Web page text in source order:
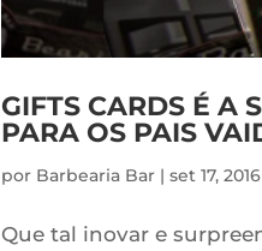
GIFTS CARDS É A
PARA OS PAIS
por Barbearia Bar |set 17, 2016
Que tal inovar e